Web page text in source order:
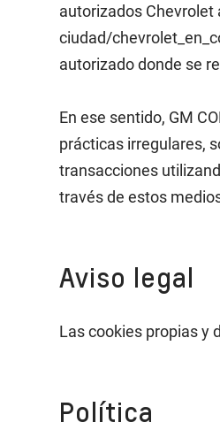
autorizados
ciudad/
autorizado donde se
En ese sentido, GM
prácticas irregulares,
transacciones
través de estos
Aviso legal
Las cookies propias y
Política